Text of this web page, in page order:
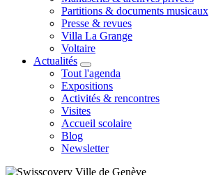
Partitions & documents musicaux
Presse & revues
Villa La Grange
Voltaire
Actualités
Tout l'agenda
Expositions
Activités & rencontres
Visites
Accueil scolaire
Blog
Newsletter